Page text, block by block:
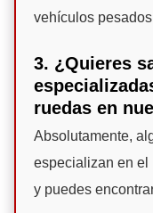
vehículos
3. ¿Quieres
ruedas en
Absolutamente,
especializan en el
y puedes